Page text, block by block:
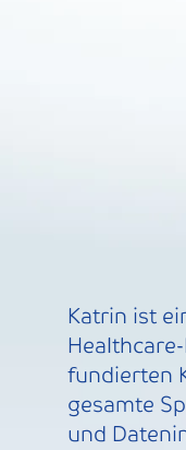
Katrin ist
fundierten
gesamte
und